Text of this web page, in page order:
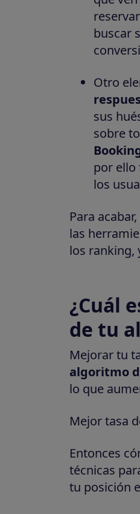
buscar
Otro
sus
sobre
por ello
los
Para
las
los ranking,
¿Cuál
de tu
Mejorar tu
algoritmo
lo que
Mejor tasa
Entonces
técnicas
tu posición